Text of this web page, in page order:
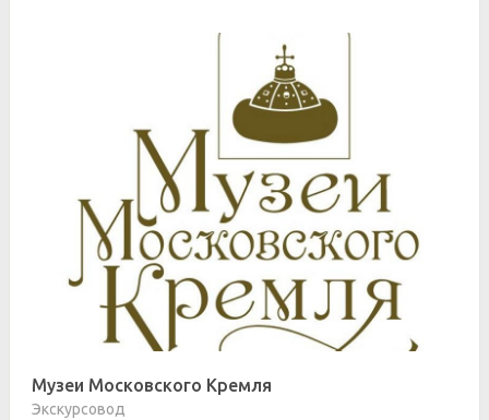
Музеи Московского Кремля
Экскурсовод